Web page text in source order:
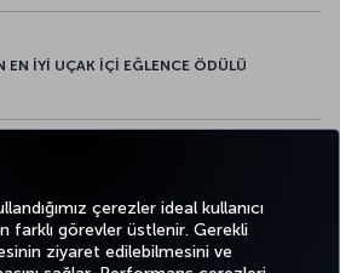
çerezler ideal kullanıcı
farklı görevler üstlenir. Gerekli
ziyaret edilebilmesini ve
EN İYİ UÇAK İÇİ EĞLENCE ÖDÜLÜ